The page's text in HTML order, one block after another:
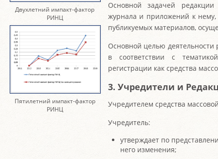
Двухлетний импакт-фактор
РИНЦ
Пятилетний импакт-фактор
РИНЦ
Основной задачей
журнала и приложений к нему,
публикуемых материалов,
Основной целью деятельности
в соответствии с
регистрации как средства
3. Учредители и
Учредителем средства
Учредитель:
утверждает по
него изменения;